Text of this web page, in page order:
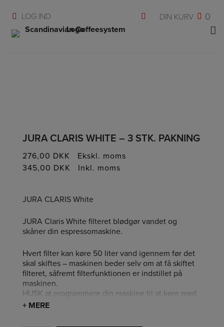
Hop
indholdet
0
JURA CLARIS WHITE – 3 STK. PAKNING
276,00 DKK
Ekskl. moms
345,00 DKK Inkl. moms
JURA CLARIS White
JURA Claris White filteret blødgør vandet og
skåner din espressomaskine.
Hvert filter kan køre 50 liter vand igennem før det
skal skiftes – maskinen beder selv om at få skiftet
filteret, såfremt filterfunktionen er indstillet på
maskinen.
HUSK at programmere din maskine til at køre med
filter og vær opmærksom på, hvilken farve filter, din
+ MERE